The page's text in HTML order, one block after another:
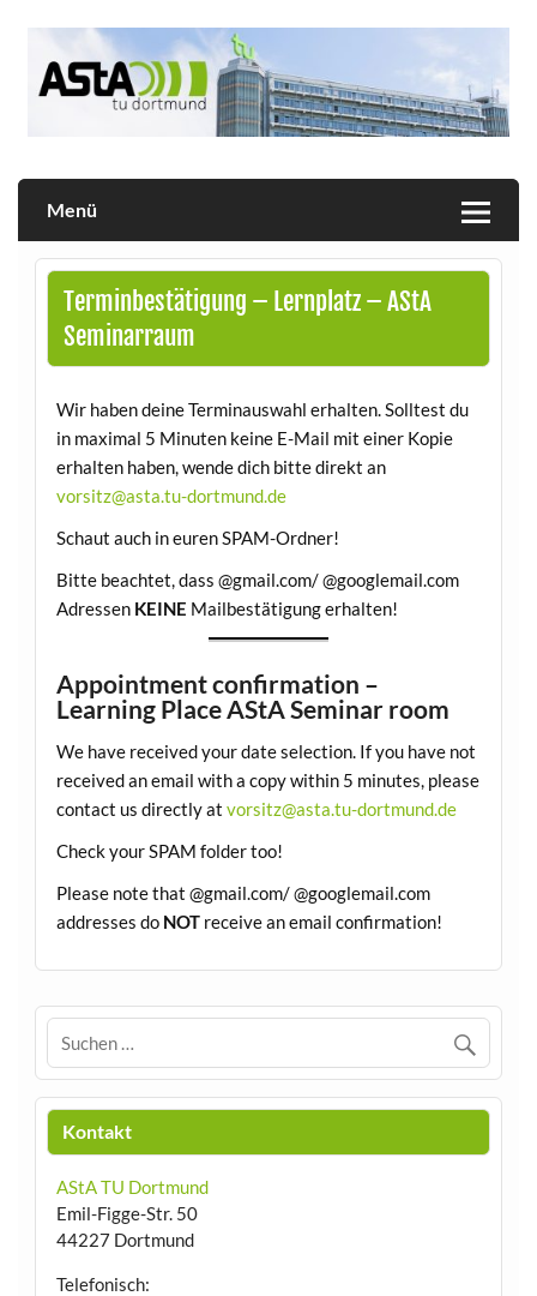
Menü
Terminbestätigung – Lernplatz – AStA
Seminarraum
Wir haben deine Terminauswahl erhalten. Solltest du
in maximal 5 Minuten keine E-Mail mit einer Kopie
erhalten haben, wende dich bitte direkt an
vorsitz@asta.tu-dortmund.de
Schaut auch in euren SPAM-Ordner!
Bitte beachtet, dass @gmail.com/ @googlemail.com
Adressen KEINE Mailbestätigung erhalten!
Appointment confirmation –
Learning Place AStA Seminar room
We have received your date selection. If you have not
received an email with a copy within 5 minutes, please
contact us directly at vorsitz@asta.tu-dortmund.de
Check your SPAM folder too!
Please note that @gmail.com/ @googlemail.com
addresses do NOTreceive an email confirmation!
Kontakt
AStA TU Dortmund
Emil-Figge-Str. 50
44227 Dortmund
Telefonisch: